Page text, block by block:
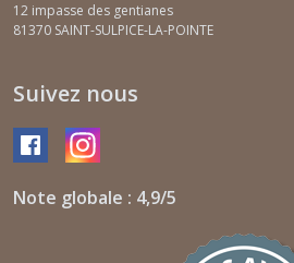
12 impasse des gentianes
81370 SAINT-SULPICE-LA-POINTE
Suivez nous
Note globale : 4,9/5